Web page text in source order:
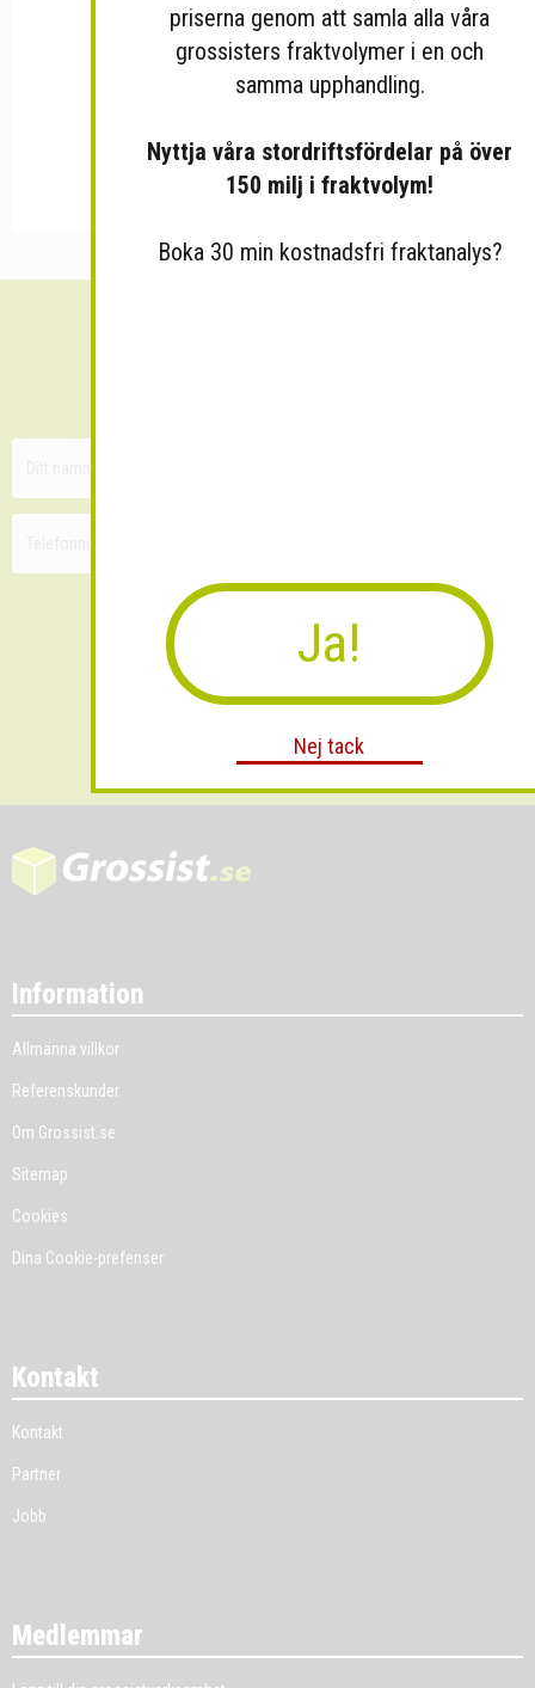
Information
Allmänna villkor
Referenskunder
Om Grossist.se
Sitemap
Cookies
Dina Cookie-prefenser
Kontakt
Kontakt
Partner
Jobb
Medlemmar
priserna genom att samla alla våra
grossisters fraktvolymer i en och
samma upphandling.
Nyttja våra stordriftsfördelar på över
150 milj i fraktvolym!
Boka 30 min kostnadsfri fraktanalys?
Ja!
Nej tack